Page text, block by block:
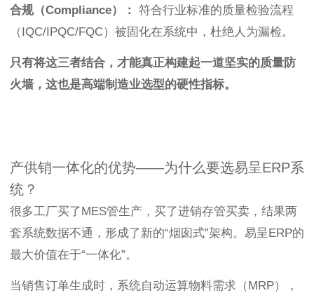
合规（Compliance）：
符合行业标准的质量检验流程
（IQC/IPQC/FQC）被固化在系统中，杜绝人为漏检。
只有将这三者结合，才能真正构建起一道坚实的质量防
火墙，这也是高端制造业选型的硬性指标。
产供销一体化的优势——为什么要选易呈ERP系
统？
很多工厂买了MES管生产，买了进销存管买卖，结果两
套系统数据不通，形成了新的“烟囱式”架构。易呈ERP的
最大价值在于“一体化”。
当销售订单生成时，系统自动运算物料需求（MRP），